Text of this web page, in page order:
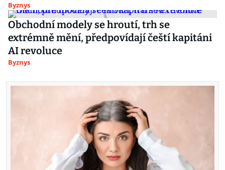
Byznys
Obchodní modely se hroutí, trh se
extrémně mění, předpovídají čeští kapitáni
AI revoluce
Byznys